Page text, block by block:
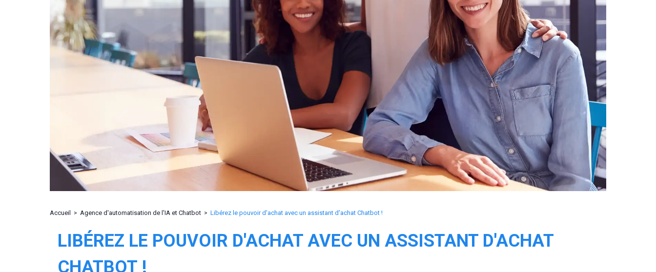
Accueil Agence d'automatisation de l'IA et Chatbot Libérez le pouvoir d'achat avec un assistant d'achat Chatbot !
LIBÉREZ LE POUVOIR D'ACHAT AVEC UN ASSISTANT D'ACHAT
CHATBOT !